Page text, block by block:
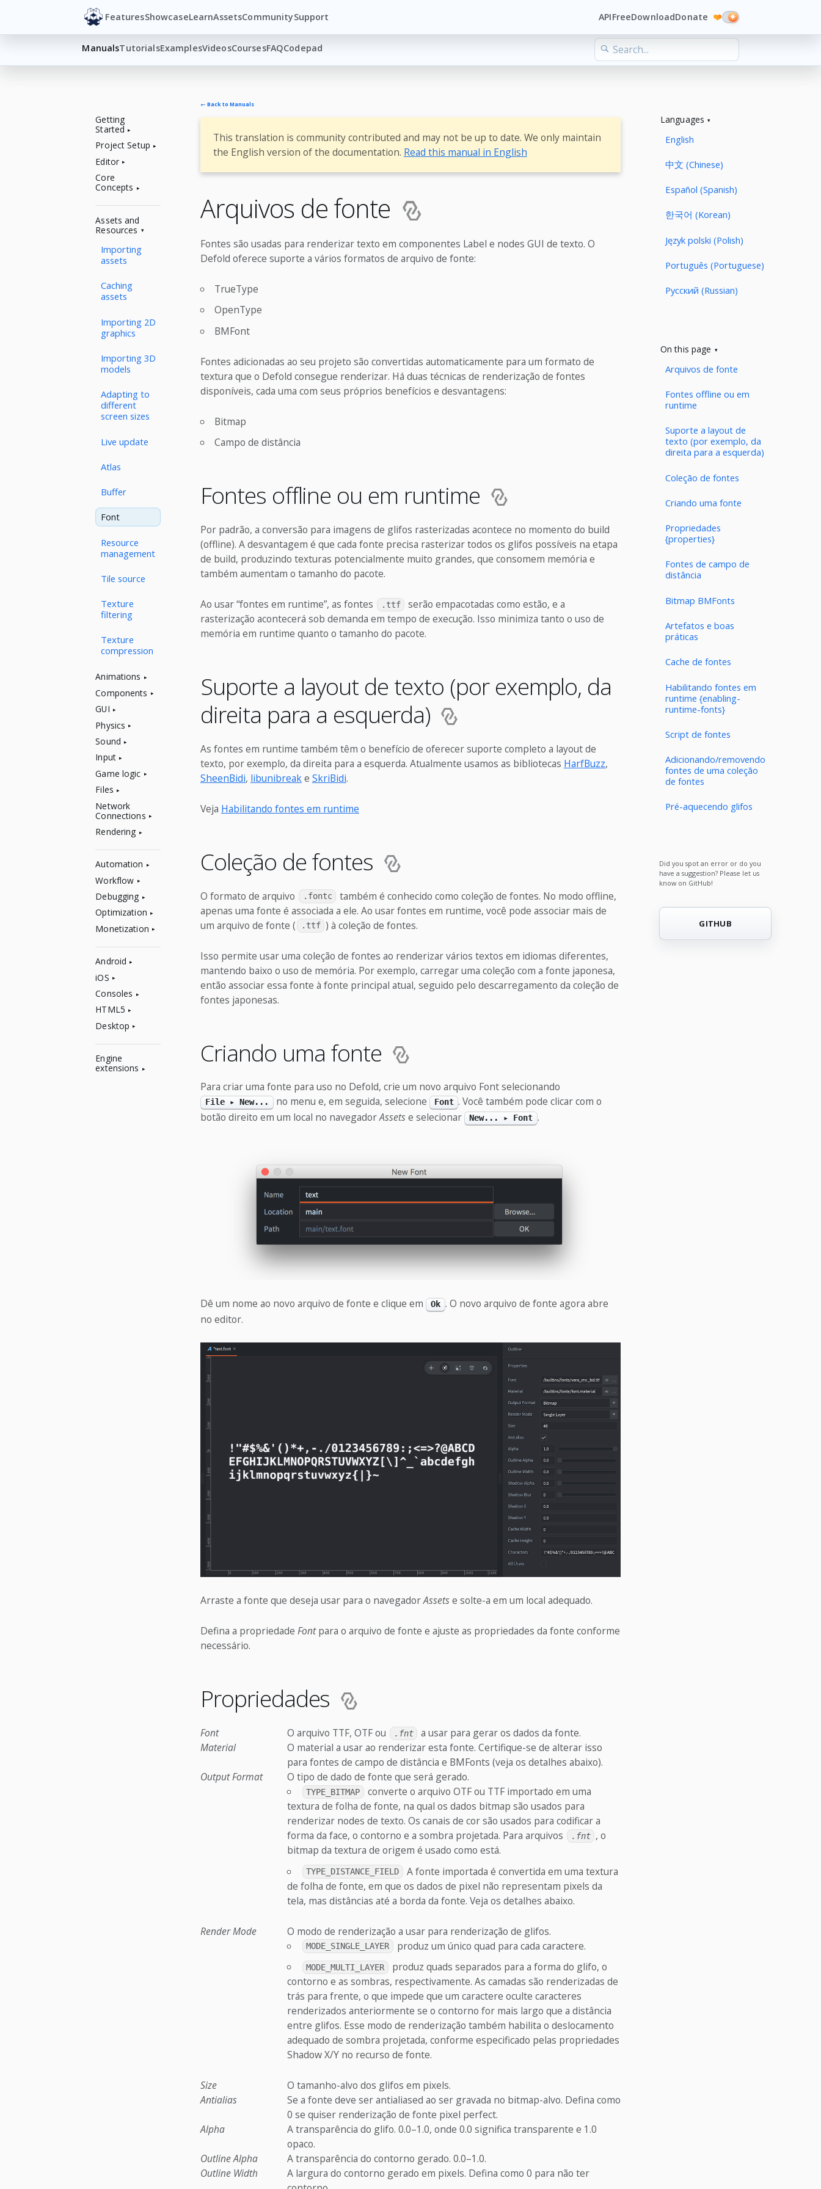
FeaturesShowcaseLearnAssetsCommunitySupport APIFreeDownloadDonate ❤️
ManualsTutorialsExamplesVideosCoursesFAQCodepad
Getting
Started
Project Setup
Editor
Core
Concepts
Assets and
Resources
Importing
assets
Caching
assets
Importing 2D
graphics
Importing 3D
models
Adapting to
different
screen sizes
Live update
Atlas
Buffer
Font
Resource
management
Tile source
Texture
filtering
Texture
compression
Animations
Components
GUI
Physics
Sound
Input
Game logic
Files
Network
Connections
Rendering
Automation
Workflow
Debugging
Optimization
Monetization
Android
iOS
Consoles
HTML5
Desktop
Engine
extensions
← Back to Manuals
This translation is community contributed and may not be up to date. We only maintain
the English version of the documentation. Read this manual in English
Arquivos de fonte
Fontes são usadas para renderizar texto em componentes Label e nodes GUI de texto. O
Defold oferece suporte a vários formatos de arquivo de fonte:
TrueType
OpenType
BMFont
Fontes adicionadas ao seu projeto são convertidas automaticamente para um formato de
textura que o Defold consegue renderizar. Há duas técnicas de renderização de fontes
disponíveis, cada uma com seus próprios benefícios e desvantagens:
Bitmap
Campo de distância
Fontes offline ou em runtime
Por padrão, a conversão para imagens de glifos rasterizadas acontece no momento do build
(offline). A desvantagem é que cada fonte precisa rasterizar todos os glifos possíveis na etapa
de build, produzindo texturas potencialmente muito grandes, que consomem memória e
também aumentam o tamanho do pacote.
Ao usar “fontes em runtime”, as fontes .ttf
serão empacotadas como estão, e a
rasterização acontecerá sob demanda em tempo de execução. Isso minimiza tanto o uso de
memória em runtime quanto o tamanho do pacote.
Suporte a layout de texto (por exemplo, da
direita para a esquerda)
As fontes em runtime também têm o benefício de oferecer suporte completo a layout de
texto, por exemplo, da direita para a esquerda. Atualmente usamos as bibliotecas HarfBuzz,
SheenBidi, libunibreake SkriBidi.
Veja Habilitando fontes em runtime
Coleção de fontes
O formato de arquivo .fontc
também é conhecido como coleção de fontes. No modo offline,
apenas uma fonte é associada a ele. Ao usar fontes em runtime, você pode associar mais de
um arquivo de fonte (
.ttf ) à coleção de fontes.
Isso permite usar uma coleção de fontes ao renderizar vários textos em idiomas diferentes,
mantendo baixo o uso de memória. Por exemplo, carregar uma coleção com a fonte japonesa,
então associar essa fonte à fonte principal atual, seguido pelo descarregamento da coleção de
fontes japonesas.
Criando uma fonte
Para criar uma fonte para uso no Defold, crie um novo arquivo Font selecionando
File ▸ New... no menu e, em seguida, selecione Font . Você também pode clicar com o
botão direito em um local no navegadorAssetse selecionar New... ▸ Font .
Dê um nome ao novo arquivo de fonte e clique em Ok . O novo arquivo de fonte agora abre
no editor.
Arraste a fonte que deseja usar para o navegadorAssetse solte-a em um local adequado.
Defina a propriedade Fontpara o arquivo de fonte e ajuste as propriedades da fonte conforme
necessário.
Propriedades
Font O arquivo TTF, OTF ou .fnt
a usar para gerar os dados da fonte.
Material
O material a usar ao renderizar esta fonte. Certifique-se de alterar isso
para fontes de campo de distância e BMFonts (veja os detalhes abaixo).
Output Format
O tipo de dado de fonte que será gerado.
TYPE_BITMAP
converte o arquivo OTF ou TTF importado em uma
textura de folha de fonte, na qual os dados bitmap são usados para
renderizar nodes de texto. Os canais de cor são usados para codificar a
forma da face, o contorno e a sombra projetada. Para arquivos
.fnt , o
bitmap da textura de origem é usado como está.
TYPE_DISTANCE_FIELD
A fonte importada é convertida em uma textura
de folha de fonte, em que os dados de pixel não representam pixels da
tela, mas distâncias até a borda da fonte. Veja os detalhes abaixo.
Render Mode O modo de renderização a usar para renderização de glifos.
MODE_SINGLE_LAYER produz um único quad para cada caractere.
MODE_MULTI_LAYER
produz quads separados para a forma do glifo, o
contorno e as sombras, respectivamente. As camadas são renderizadas de
trás para frente, o que impede que um caractere oculte caracteres
renderizados anteriormente se o contorno for mais largo que a distância
entre glifos. Esse modo de renderização também habilita o deslocamento
adequado de sombra projetada, conforme especificado pelas propriedades
Shadow X/Y no recurso de fonte.
Size
O tamanho-alvo dos glifos em pixels.
Antialias
Se a fonte deve ser antialiased ao ser gravada no bitmap-alvo. Defina como
0 se quiser renderização de fonte pixel perfect.
Alpha
A transparência do glifo. 0.0–1.0, onde 0.0 significa transparente e 1.0
opaco.
Outline Alpha
A transparência do contorno gerado. 0.0–1.0.
Outline Width
A largura do contorno gerado em pixels. Defina como 0 para não ter
Languages
English
中文 (Chinese)
Español (Spanish)
한국어 (Korean)
Język polski (Polish)
Português (Portuguese)
Русский (Russian)
On this page
Arquivos de fonte
Fontes offline ou em
runtime
Suporte a layout de
texto (por exemplo, da
direita para a esquerda)
Coleção de fontes
Criando uma fonte
Propriedades
{properties}
Fontes de campo de
distância
Bitmap BMFonts
Artefatos e boas
práticas
Cache de fontes
Habilitando fontes em
runtime {enabling-
runtime-fonts}
Script de fontes
Adicionando/removendo
fontes de uma coleção
de fontes
Pré-aquecendo glifos
Did you spot an error or do you
have a suggestion? Please let us
know on GitHub!
GITHUB